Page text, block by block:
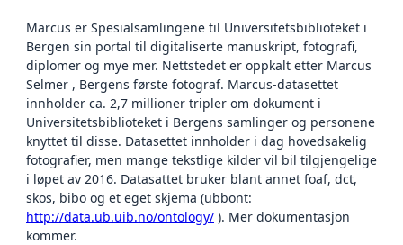
Marcus er Spesialsamlingene til Universitetsbiblioteket i
Bergen sin portal til digitaliserte manuskript, fotografi,
diplomer og mye mer. Nettstedet er oppkalt etter Marcus
Selmer , Bergens første fotograf. Marcus-datasettet
innholder ca. 2,7 millioner tripler om dokument i
Universitetsbiblioteket i Bergens samlinger og personene
knyttet til disse. Datasettet innholder i dag hovedsakelig
fotografier, men mange tekstlige kilder vil bil tilgjengelige
i løpet av 2016. Datasattet bruker blant annet foaf, dct,
skos, bibo og et eget skjema (ubbont:
http://data.ub.uib.no/ontology/ ). Mer dokumentasjon
kommer.